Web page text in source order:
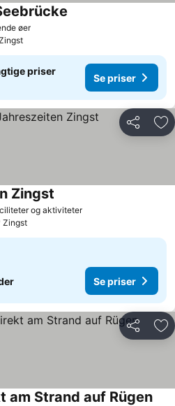
øer
priser
Se priser
Del
og aktiviteter
Zingst
Zingst
Se priser
Del
am Strand auf Rügen